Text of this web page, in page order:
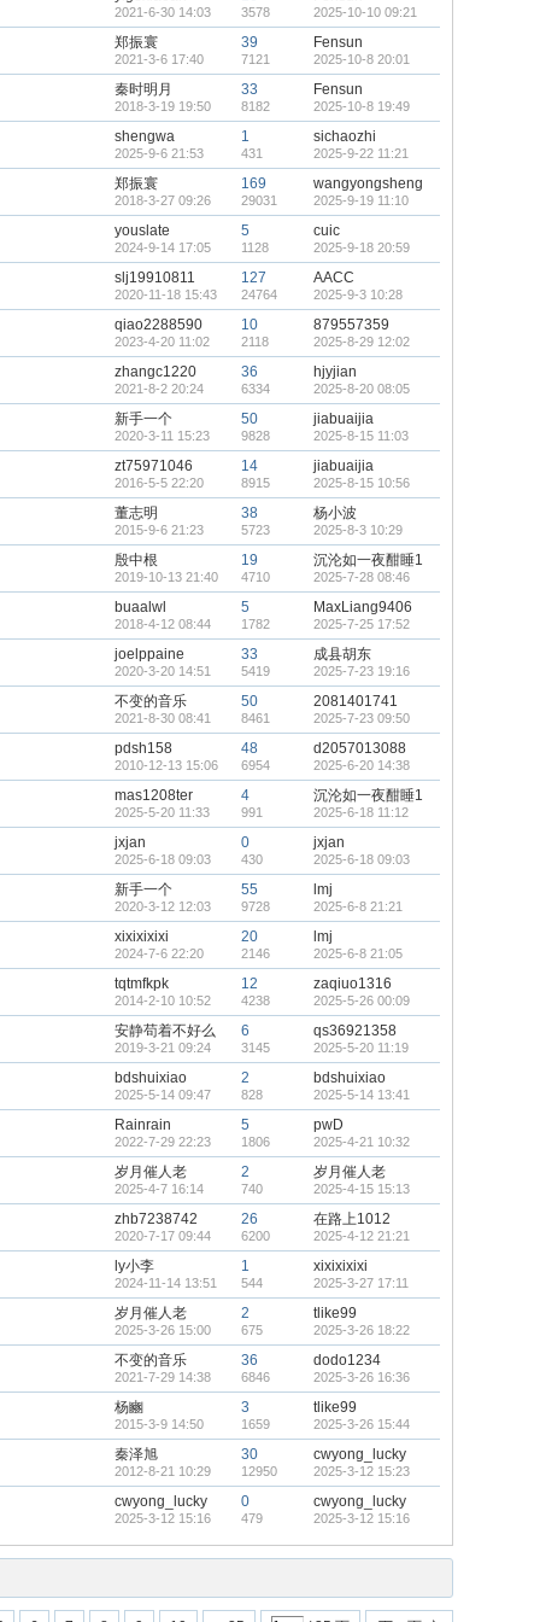
2021-6-30 14:03 3578 2025-10-10 09:21
郑振寰
2021-3-6 17:40
39
7121
Fensun
2025-10-8 20:01
秦时明月
2018-3-19 19:50
33
8182
Fensun
2025-10-8 19:49
shengwa
2025-9-6 21:53
1
431
sichaozhi
2025-9-22 11:21
郑振寰
2018-3-27 09:26
169
29031
wangyongsheng
2025-9-19 11:10
youslate
2024-9-14 17:05
5
1128
cuic
2025-9-18 20:59
slj19910811
2020-11-18 15:43
127
24764
AACC
2025-9-3 10:28
qiao2288590
2023-4-20 11:02
10
2118
879557359
2025-8-29 12:02
zhangc1220
2021-8-2 20:24
36
6334
hjyjian
2025-8-20 08:05
新手一个
2020-3-11 15:23
50
9828
jiabuaijia
2025-8-15 11:03
zt75971046
2016-5-5 22:20
14
8915
jiabuaijia
2025-8-15 10:56
董志明
2015-9-6 21:23
38
5723
杨小波
2025-8-3 10:29
殷中根
2019-10-13 21:40
19
4710
沉沦如一夜酣睡1
2025-7-28 08:46
buaalwl
2018-4-12 08:44
5
1782
MaxLiang9406
2025-7-25 17:52
joelppaine
2020-3-20 14:51
33
5419
成县胡东
2025-7-23 19:16
不变的音乐
2021-8-30 08:41
50
8461
2081401741
2025-7-23 09:50
pdsh158
2010-12-13 15:06
48
6954
d2057013088
2025-6-20 14:38
mas1208ter
2025-5-20 11:33
4
991
沉沦如一夜酣睡1
2025-6-18 11:12
jxjan
2025-6-18 09:03
0
430
jxjan
2025-6-18 09:03
新手一个
2020-3-12 12:03
55
9728
lmj
2025-6-8 21:21
xixixixixi
2024-7-6 22:20
20
2146
lmj
2025-6-8 21:05
tqtmfkpk
2014-2-10 10:52
12
4238
zaqiuo1316
2025-5-26 00:09
安静苟着不好么
2019-3-21 09:24
6
3145
qs36921358
2025-5-20 11:19
bdshuixiao
2025-5-14 09:47
2
828
bdshuixiao
2025-5-14 13:41
Rainrain
2022-7-29 22:23
5
1806
pwD
2025-4-21 10:32
岁月催人老
2025-4-7 16:14
2
740
岁月催人老
2025-4-15 15:13
zhb7238742
2020-7-17 09:44
26
6200
在路上1012
2025-4-12 21:21
ly小李
2024-11-14 13:51
1
544
xixixixixi
2025-3-27 17:11
岁月催人老
2025-3-26 15:00
2
675
tlike99
2025-3-26 18:22
不变的音乐
2021-7-29 14:38
36
6846
dodo1234
2025-3-26 16:36
杨豳
2015-3-9 14:50
3
1659
tlike99
2025-3-26 15:44
秦泽旭
2012-8-21 10:29
30
12950
cwyong_lucky
2025-3-12 15:23
cwyong_lucky
2025-3-12 15:16
0
479
cwyong_lucky
2025-3-12 15:16